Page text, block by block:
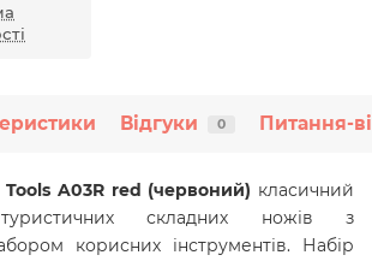
Відгуки 0 Питання-
A03R red (червоний) класичний
складних ножів з
корисних інструментів. Набір